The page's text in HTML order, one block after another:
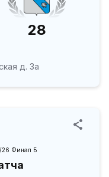
28
д. 3а
26 Финал Б